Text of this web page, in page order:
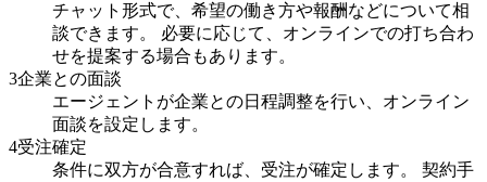
チャット形式で、希望の働き方や報酬などについて相
談できます。 必要に応じて、オンラインでの打ち合わ
せを提案する場合もあります。
3企業との面談
エージェントが企業との日程調整を行い、オンライン
面談を設定します。
4受注確定
条件に双方が合意すれば、受注が確定します。 契約手